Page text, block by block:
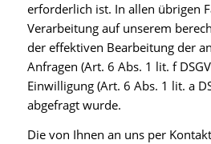
erforderlich ist. In allen übrigen
Verarbeitung auf unserem
der effektiven Bearbeitung der
Anfragen (Art. 6 Abs. 1 lit. f
Einwilligung (Art. 6 Abs. 1 lit. a
abgefragt wurde.
Die von Ihnen an uns per